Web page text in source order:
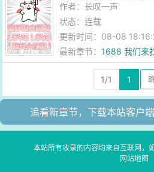
作者： 长叹一声
状态：连载
更新时间：08-08
最新章节：1688 我们来
1/1 1
追看新章节，下载本站客户
本站所有收录的内容均来自互联网，
网站地图